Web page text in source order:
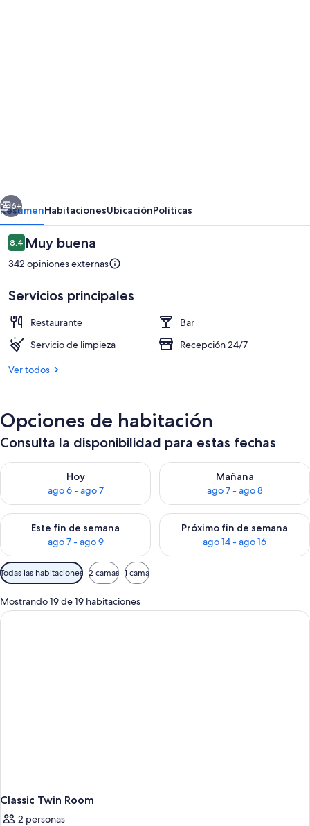
Siguiente
6+
ResumenHabitacionesUbicaciónPolíticas
Opiniones
8.48.4 de 10,
Muy buena
342 opiniones externas
Servicios principales
Restaurante
Bar
Servicio de limpieza
Recepción 24/7
Ver todos
Opciones de habitación
Consulta la disponibilidad para estas fechas
Hoy
ago 6 - ago 7
Consulta la disponibilidad para hoy ago 6 - ago 7
Mañana
ago 7 - ago 8
Consulta la disponibilidad
Este fin de semana
ago 7 - ago 9
Consulta la disponibilidad para este fin de semana ago 7 -
Próximo fin de semana
ago 14 - ago 16
Consulta la disponibilidad
Filtros
disponibles
para
las
Todas las habitaciones 2 camas 1 cama
Mostrando 19 de 19 habitaciones
Classic Twin Room
2 personas